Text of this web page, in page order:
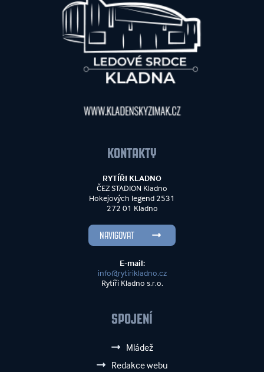
KONTAKTY
RYTÍŘI KLADNO
ČEZ STADION Kladno
Hokejových legend 2531
272 01 Kladno
NAVIGOVAT
E-mail:
info@rytirikladno.cz
Rytíři Kladno s.r.o.
SPOJENÍ
Mládež
Redakce webu